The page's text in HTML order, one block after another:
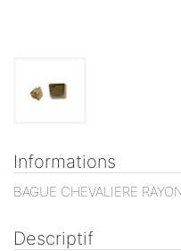
Informations
BAGUE CHEVALIERE
Descriptif